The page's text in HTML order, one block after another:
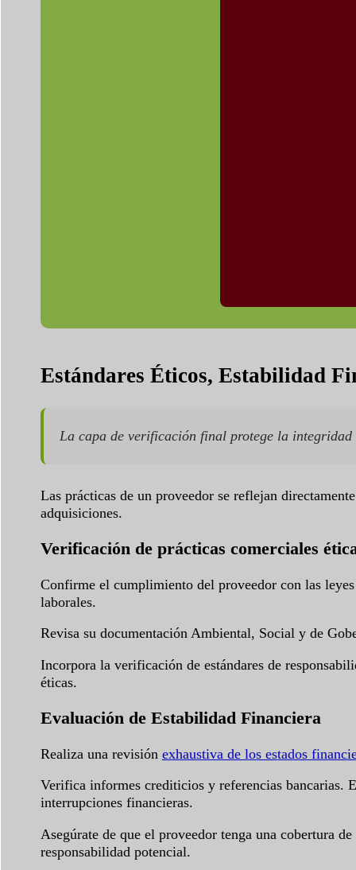
Estándares Éticos, Estabilidad
La capa de verificación final protege la
Las prácticas de un proveedor se reflejan
adquisiciones.
Verificación de prácticas comerciales
Confirme el cumplimiento del proveedor con las
laborales.
Revisa su documentación Ambiental, Social y de
Incorpora la verificación de estándares de
éticas.
Evaluación de Estabilidad Financiera
Realiza una revisión exhaustiva de los estados
Verifica informes crediticios y referencias bancarias.
interrupciones financieras.
Asegúrate de que el proveedor tenga una cobertura
responsabilidad potencial.